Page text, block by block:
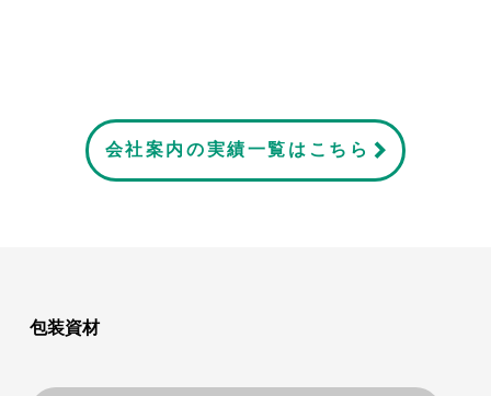
会社案内の実績一覧はこちら
包装資材